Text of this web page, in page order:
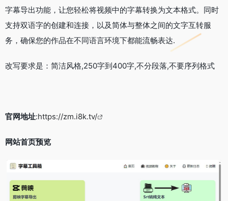
字幕导出功能，让您轻松将视频中的字幕转换为文本格式。同时
支持双语字的创建和连接，以及简体与整体之间的文字互转服
务，确保您的作品在不同语言环境下都能流畅表达.
改写要求是：简洁风格,250字到400字,不分段落,不要序列格式
官网地址:https://zm.i8k.tv/
网站首页预览